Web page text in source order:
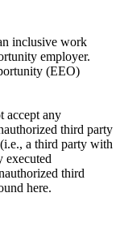
inclusive work
employer.
(EEO)
accept any
third party
a third party with
executed
third
here.